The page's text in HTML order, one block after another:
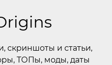
скриншоты и статьи,
ТОПы, моды, даты